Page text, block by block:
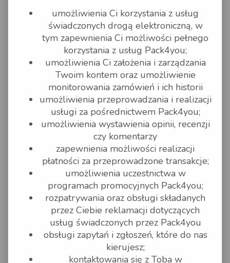
gls
Dla Raben, Hellmann, SUUS, Fedex, Erontrans,
DHL, Fedex -
https://www.pack4you.pl/informacje-palety
Dla DPD -
https://www.pack4you.pl/informacje-dpd
§ 4. Towary wyłączone z przewozu
Firma "Pack4you odmawia zawarcia umowy lub może
odstąpić od jej wykonania, jeżeli przesyłka zawiera
towary lub rzeczy, które zostały wyłączone z
przewozu na mocy powszechnie obowiązujących
przepisów prawa a także, gdy przesyłka zawiera
towary lub rzeczy uznane przez Kuriera GLS i UPS za
wyłączone z przewozu:
Dla przesyłek wysyłanych za
pośrednictwem GLS
rzeczy, których przemieszczanie
jest zabronione na podstawie
przepisów prawa lub umów,
konwencji czy porozumień
międzynarodowych, których
stroną jest Polska,
rzeczy wyłączone z przewozu
lotniczego na mocy
obowiązujących przepisów prawa
w przypadku przemieszczania
kombinowanego lotniczo –
drogowego,
gotówkę, znaki pieniężne, bony
umożliwienia Ci korzystania z usług
świadczonych drogą elektroniczną, w
tym zapewnienia Ci możliwości pełnego
korzystania z usług Pack4you;
umożliwienia Ci założenia i zarządzania
Twoim kontem oraz umożliwienie
monitorowania zamówień i ich historii
umożliwienia przeprowadzania i realizacji
usługi za pośrednictwem Pack4you;
umożliwienia wystawienia opinii, recenzji
czy komentarzy
zapewnienia możliwości realizacji
płatności za przeprowadzone transakcje;
umożliwienia uczestnictwa w
programach promocyjnych Pack4you;
rozpatrywania oraz obsługi składanych
przez Ciebie reklamacji dotyczących
usług świadczonych przez Pack4you
obsługi zapytań i zgłoszeń, które do nas
kierujesz;
kontaktowania się z Toba w